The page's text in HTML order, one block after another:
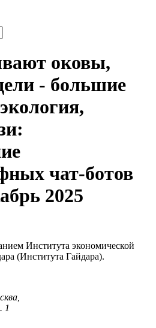
оковы,
- большие
чат-ботов
2025
Института экономической
(Института Гайдара).
1